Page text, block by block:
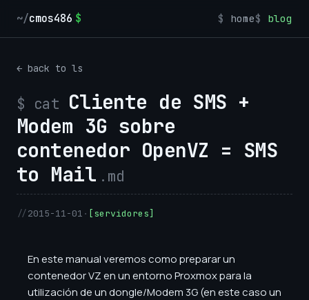
~/cmos486 home blog
← back to ls
Cliente de SMS +
Modem 3G sobre
contenedor OpenVZ = SMS
to Mail
2015-11-01 · [servidores]
En este manual veremos como preparar un
contenedor VZ en un entorno Proxmox para la
utilización de un dongle/Modem 3G (en este caso un